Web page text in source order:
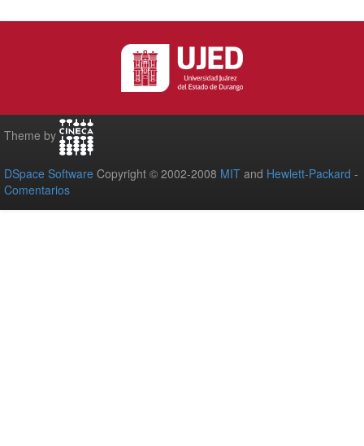
Theme by
DSpace Software Copyright © 2002-2008 MIT and Hewlett-Packard -
Comentarios